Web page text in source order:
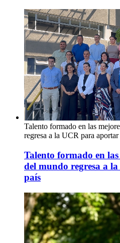
Talento formado en las
regresa a la UCR para
Talento formado en
del mundo regresa a
país